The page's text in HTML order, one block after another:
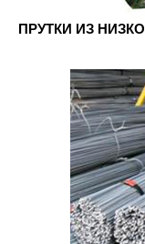
ПРУТКИ ИЗ